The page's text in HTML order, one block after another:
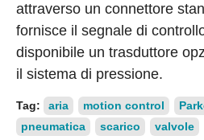
attraverso un connettore
fornisce il segnale di
disponibile un trasduttore
il sistema di pressione.
Tag: aria motion control
pneumatica
scarico valvole